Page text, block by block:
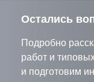
Остались
Подробно
работ и
и подготовим